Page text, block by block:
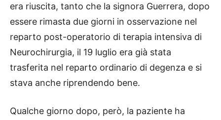
era riuscita, tanto che la signora Guerrera, dopo
essere rimasta due giorni in osservazione nel
reparto post-operatorio di terapia intensiva di
Neurochirurgia, il 19 luglio era già stata
trasferita nel reparto ordinario di degenza e si
stava anche riprendendo bene.
Qualche giorno dopo, però, la paziente ha